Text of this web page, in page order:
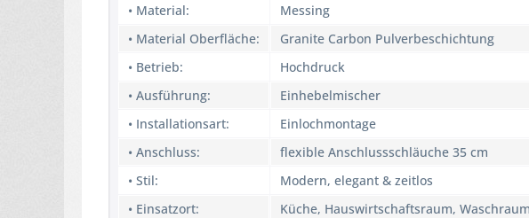
• Material:
Messing
• Material Oberfläche:
Granite Carbon Pulverbeschichtung
• Betrieb:
Hochdruck
• Ausführung:
Einhebelmischer
• Installationsart:
Einlochmontage
• Anschluss:
flexible Anschlussschläuche 35 cm
• Stil:
Modern, elegant & zeitlos
• Einsatzort:
Küche, Hauswirtschaftsraum,